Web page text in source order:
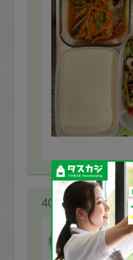
40代 女性より
Miyo😊